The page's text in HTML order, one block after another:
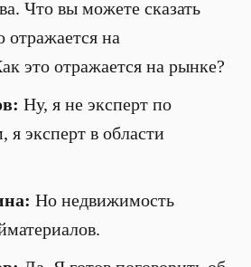
Что вы можете сказать
отражается на
это отражается на рынке?
Ну, я не эксперт по
я эксперт в области
Но недвижимость